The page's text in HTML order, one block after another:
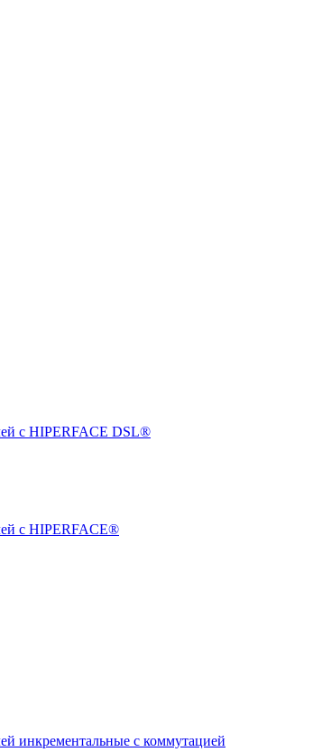
с HIPERFACE DSL®
с HIPERFACE®
инкрементальные с коммутацией